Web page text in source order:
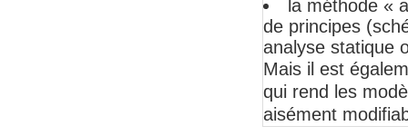
la méthode «
de principes
analyse statique
Mais il est
qui rend les
aisément